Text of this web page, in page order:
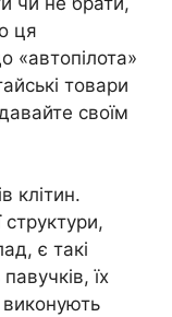
ця
«автопілота»
товари
своїм
клітин.
є такі
їх